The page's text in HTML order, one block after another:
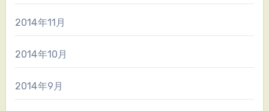
2014年11月
2014年10月
2014年9月